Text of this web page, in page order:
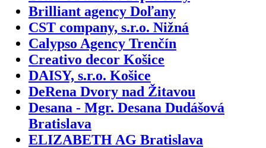
Brilliant agency Doľany
CST company, s.r.o. Nižná
Calypso Agency Trenčín
Creativo decor Košice
DAISY, s.r.o. Košice
DeRena Dvory nad Žitavou
Desana - Mgr. Desana Dudášová
Bratislava
ELIZABETH AG Bratislava